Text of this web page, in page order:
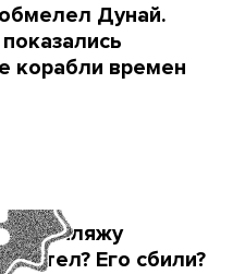
Дунай.
корабли времен
по пляжу
летел? Его сбили?